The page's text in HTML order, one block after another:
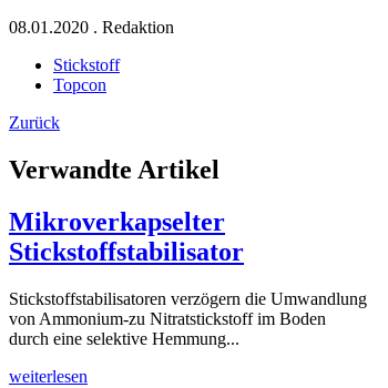
08.01.2020 . Redaktion
Stickstoff
Topcon
Zurück
Verwandte Artikel
Mikroverkapselter
Stickstoffstabilisator
Stickstoffstabilisatoren verzögern die Umwandlung
von Ammonium-zu Nitratstickstoff im Boden
durch eine selektive Hemmung...
weiterlesen